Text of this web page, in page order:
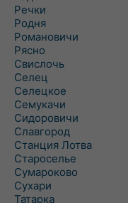
Речки
Родня
Романовичи
Рясно
Свислочь
Селец
Селецкое
Семукачи
Сидоровичи
Славгород
Станция Лотва
Староселье
Сумароково
Сухари
Татарка